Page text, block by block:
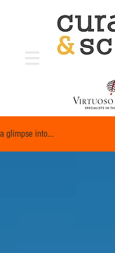
a glimpse into...